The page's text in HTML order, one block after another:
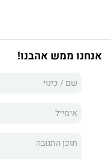
ראו הוזהרתם, זה סיפור
בשרי את הדברים שאני
שהיה זה חלום בלהות.
חשוב לא פחות מהשני.
הייתי הורה. לא אחסוך
אנחנו ממש אהבנו!